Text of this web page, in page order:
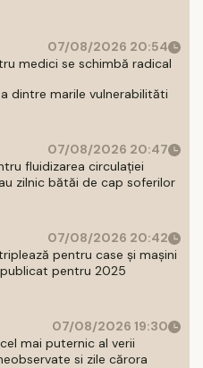
07/08/2026 20:54
medici se schimbă radical
dintre marile vulnerabilităti
07/08/2026 20:47
fluidizarea circulației
zilnic bătăi de cap soferilor
07/08/2026 20:42
pentru case și mașini
pentru 2025
07/08/2026 19:30
mai puternic al verii
si zile cărora